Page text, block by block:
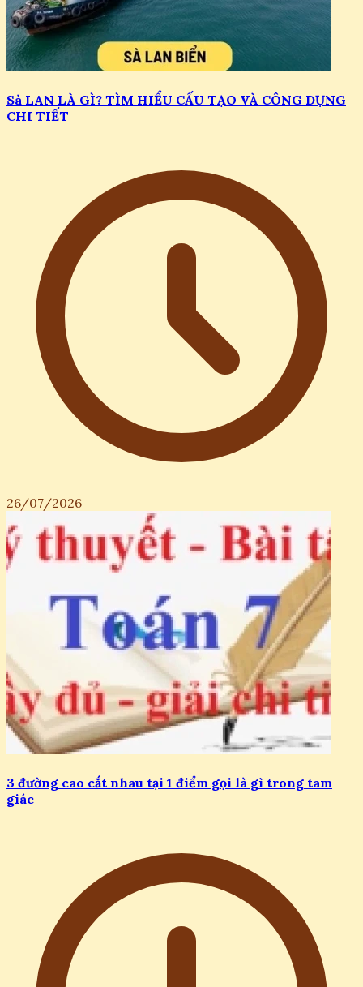
Sà LAN LÀ GÌ? TÌM HIỂU CẤU TẠO VÀ CÔNG DỤNG
CHI TIẾT
26/07/2026
3 đường cao cắt nhau tại 1 điểm gọi là gì trong tam
giác